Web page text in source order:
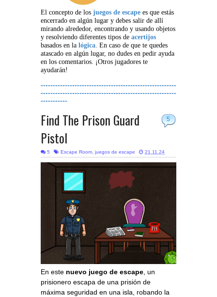
El concepto de los juegos de escape es que estás
encerrado en algún lugar y debes salir de allí
mirando alrededor, encontrando y usando objetos
y resolviendo diferentes tipos de acertijos
basados en la lógica. En caso de que te quedes
atascado en algún lugar, no dudes en pedir ayuda
en los comentarios. ¡Otros jugadores te
ayudarán!
--------------------------------------------------------
--------------------------------------------------------
-----------
5
Find The Prison Guard
Pistol
5 Escape Room, juegos de escape 21.11.24
En este nuevo juego de escape, un
prisionero escapa de una prisión de
máxima seguridad en una isla, robando la